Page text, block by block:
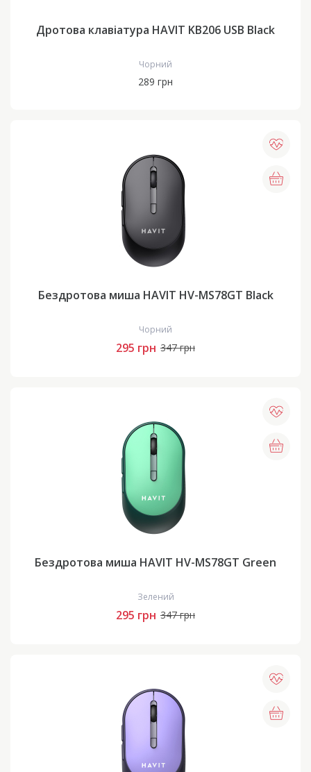
Дротова клавіатура HAVIT KB206 USB Black
Чорний
289 грн
Бездротова миша HAVIT HV-MS78GT Black
Чорний
295 грн 347 грн
Бездротова миша HAVIT HV-MS78GT Green
Зелений
295 грн 347 грн